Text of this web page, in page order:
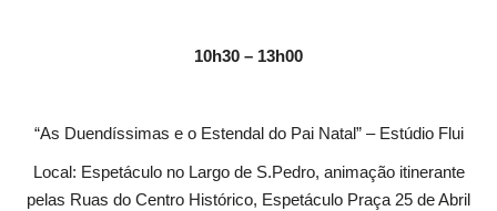
10h30 – 13h00
“As Duendíssimas e o Estendal do Pai Natal” – Estúdio Flui
Local: Espetáculo no Largo de S.Pedro, animação itinerante
pelas Ruas do Centro Histórico, Espetáculo Praça 25 de Abril